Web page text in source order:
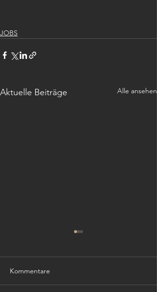
JOBS
Aktuelle Beiträge Alle ansehen
Kommentare